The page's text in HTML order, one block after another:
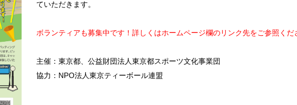
ていただきます。
ボランティアも募集中です！詳しくはホームページ欄のリンク先をご参照くだ
主催：東京都、公益財団法人東京都スポーツ文化事業団
協力：NPO法人東京ティーボール連盟